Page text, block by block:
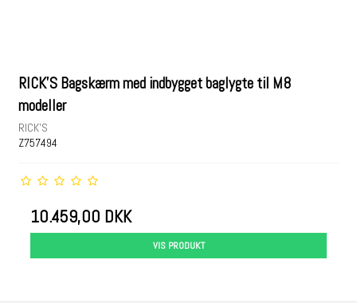
RICK'S Bagskærm med indbygget baglygte til M8
modeller
RICK'S
Z757494
10.459,00 DKK
VIS PRODUKT